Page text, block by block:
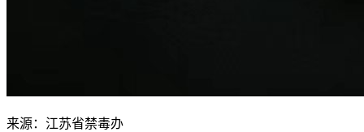
来源：江苏省禁毒办